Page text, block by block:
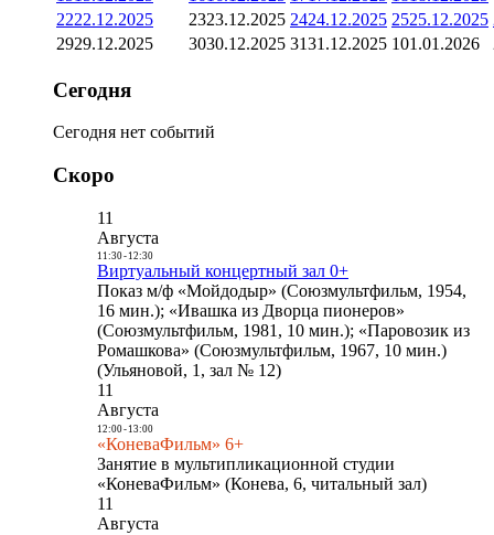
2222.12.2025 2323.12.2025 2424.12.2025 2525.12.2025
2929.12.2025 3030.12.2025 3131.12.2025 101.01.2026
Сегодня
Сегодня нет событий
Скоро
11
Августа
11:30- 12:30
Виртуальный концертный зал 0+
Показ м/ф «Мойдодыр» (Союзмультфильм, 1954,
16 мин.); «Ивашка из Дворца пионеров»
(Союзмультфильм, 1981, 10 мин.); «Паровозик из
Ромашкова» (Союзмультфильм, 1967, 10 мин.)
(Ульяновой, 1, зал № 12)
11
Августа
12:00- 13:00
«КоневаФильм» 6+
Занятие в мультипликационной студии
«КоневаФильм» (Конева, 6, читальный зал)
11
Августа